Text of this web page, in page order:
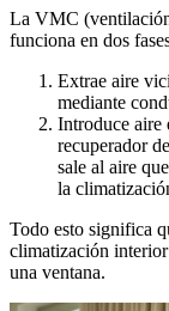
La VMC
funciona en dos
Extrae aire
mediante
Introduce aire
recuperador
sale al aire
la
Todo esto significa
climatización
una ventana.